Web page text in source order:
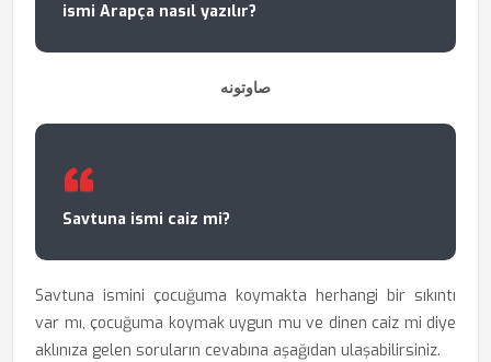
ismi Arapça nasıl yazılır?
صاوتونه
Savtuna ismi caiz mi?
Savtuna ismini çocuğuma koymakta herhangi bir sıkıntı
var mı, çocuğuma koymak uygun mu ve dinen caiz mi diye
aklınıza gelen soruların cevabına aşağıdan ulaşabilirsiniz.